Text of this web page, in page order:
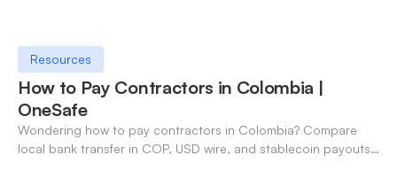
Resources
How to Pay Contractors in Colombia |
OneSafe
Wondering how to pay contractors in Colombia? Compare
local bank transfer in COP, USD wire, and stablecoin payouts.